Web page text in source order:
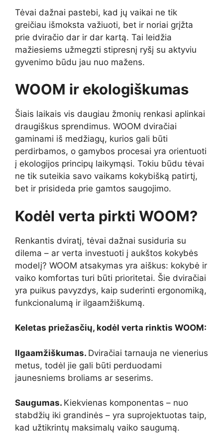
Tėvai dažnai pastebi, kad jų vaikai ne tik
greičiau išmoksta važiuoti, bet ir noriai grįžta
prie dviračio dar ir dar kartą. Tai leidžia
mažiesiems užmegzti stipresnį ryšį su aktyviu
gyvenimo būdu jau nuo mažens.
WOOM ir ekologiškumas
Šiais laikais vis daugiau žmonių renkasi aplinkai
draugiškus sprendimus. WOOM dviračiai
gaminami iš medžiagų, kurios gali būti
perdirbamos, o gamybos procesai yra orientuoti
į ekologijos principų laikymąsi. Tokiu būdu tėvai
ne tik suteikia savo vaikams kokybišką patirtį,
bet ir prisideda prie gamtos saugojimo.
Kodėl verta pirkti WOOM?
Renkantis dviratį, tėvai dažnai susiduria su
dilema – ar verta investuoti į aukštos kokybės
modelį? WOOM atsakymas yra aiškus: kokybė ir
vaiko komfortas turi būti prioritetai. Šie dviračiai
yra puikus pavyzdys, kaip suderinti ergonomiką,
funkcionalumą ir ilgaamžiškumą.
Keletas priežasčių, kodėl verta rinktis WOOM:
Ilgaamžiškumas. Dviračiai tarnauja ne vienerius
metus, todėl jie gali būti perduodami
jaunesniems broliams ar seserims.
Saugumas. Kiekvienas komponentas – nuo
stabdžių iki grandinės – yra suprojektuotas taip,
kad užtikrintų maksimalų vaiko saugumą.